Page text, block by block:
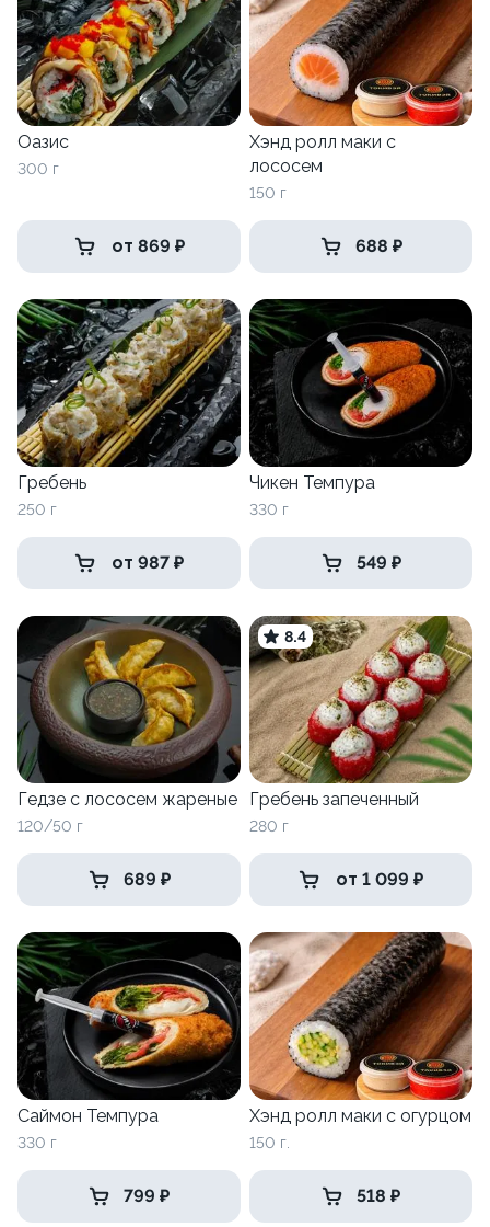
Оазис
300 г
от 869 ₽
Хэнд ролл маки с
лососем
150 г
688 ₽
Гребень
250 г
от 987 ₽
Чикен Темпура
330 г
549 ₽
Гедзе с лососем жареные
120/50 г
689 ₽
8.4
Гребень запеченный
280 г
от 1 099 ₽
Саймон Темпура
330 г
799 ₽
Хэнд ролл маки с огурцом
150 г.
518 ₽